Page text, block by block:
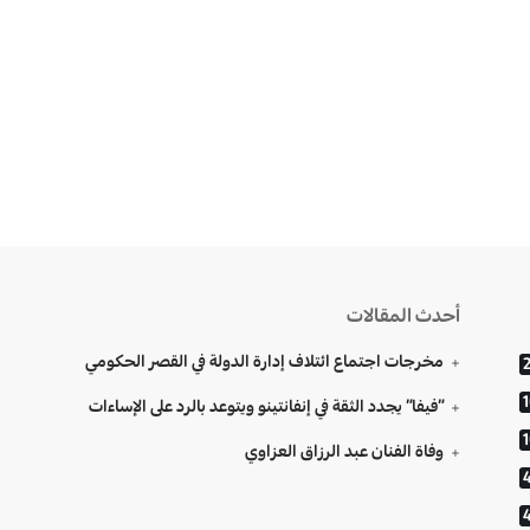
أحدث المقالات
مخرجات اجتماع ائتلاف إدارة الدولة في القصر الحكومي
“فيفا” يجدد الثقة في إنفانتينو ويتوعد بالرد على الإساءات
وفاة الفنان عبد الرزاق العزاوي